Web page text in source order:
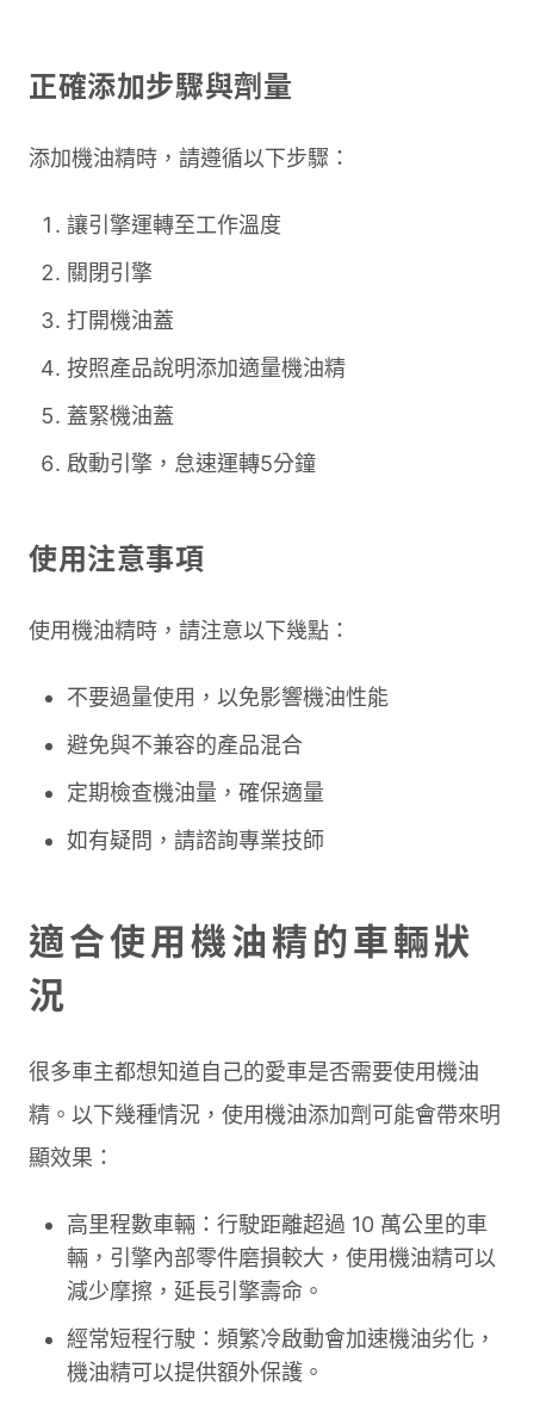
正確添加步驟與劑量
添加機油精時，請遵循以下步驟：
讓引擎運轉至工作溫度
關閉引擎
打開機油蓋
按照產品說明添加適量機油精
蓋緊機油蓋
啟動引擎，怠速運轉5分鐘
使用注意事項
使用機油精時，請注意以下幾點：
不要過量使用，以免影響機油性能
避免與不兼容的產品混合
定期檢查機油量，確保適量
如有疑問，請諮詢專業技師
適合使用機油精的車輛狀
況
很多車主都想知道自己的愛車是否需要使用機油
精。以下幾種情況，使用機油添加劑可能會帶來明
顯效果：
高里程數車輛：行駛距離超過 10 萬公里的車
輛，引擎內部零件磨損較大，使用機油精可以
減少摩擦，延長引擎壽命。
經常短程行駛：頻繁冷啟動會加速機油劣化，
機油精可以提供額外保護。